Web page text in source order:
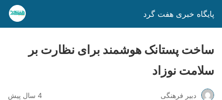
پایگاه خبری هفت گرد
ساخت پستانک هوشمند برای نظارت بر
سلامت نوزاد
دبیر فرهنگی 4 سال پیش